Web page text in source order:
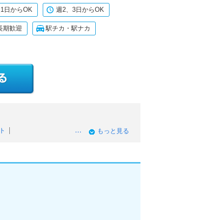
日からOK 週2、3日からOK
期歓迎 駅チカ・駅ナカ
給のアルバイト
もっと見る